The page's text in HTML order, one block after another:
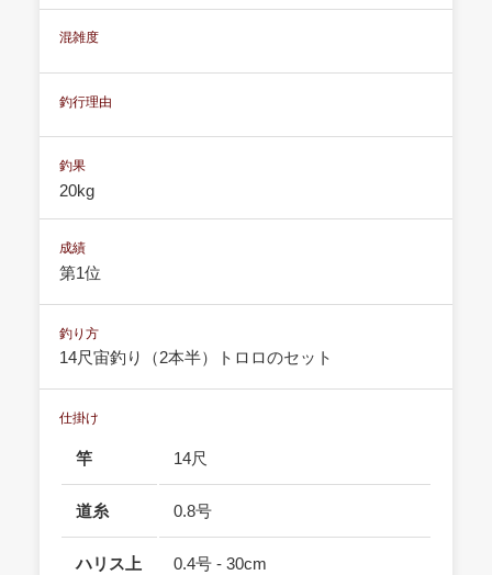
混雑度
釣行理由
釣果
20kg
成績
第1位
釣り方
14尺宙釣り（2本半）トロロのセット
仕掛け
竿 14尺
道糸 0.8号
ハリス上 0.4号 - 30cm